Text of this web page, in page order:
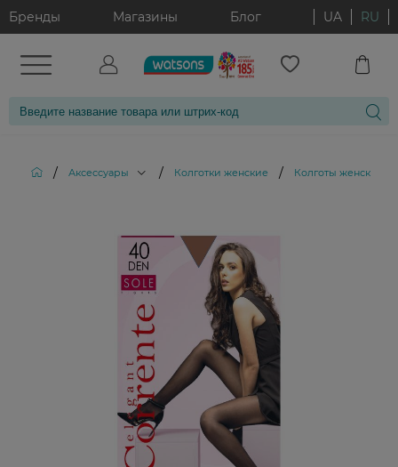
Бренды Магазины Блог UA RU
/ Аксессуары / Колготки женские / Колготы женские